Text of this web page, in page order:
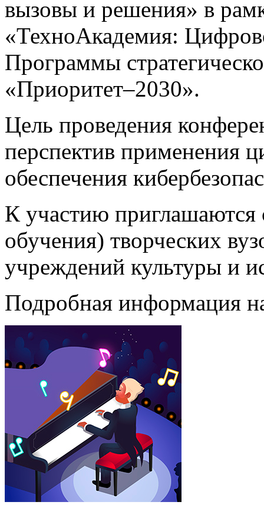
вызовы и решения» в
«ТехноАкадемия:
Программы
«Приоритет–2030».
Цель проведения
перспектив применения
обеспечения
К участию приглашаются
обучения) творческих
учреждений культуры и
Подробная информация